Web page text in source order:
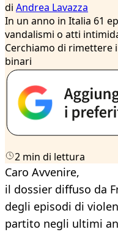
di Andrea Lavazza
In un anno in Italia 61
vandalismi o atti
Cerchiamo di rimettere
binari
2 min di lettura
Caro Avvenire,
il dossier diffuso da
degli episodi di
partito negli ultimi